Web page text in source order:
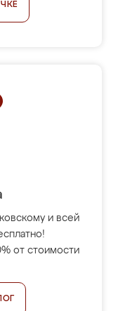
и всей
от стоимости